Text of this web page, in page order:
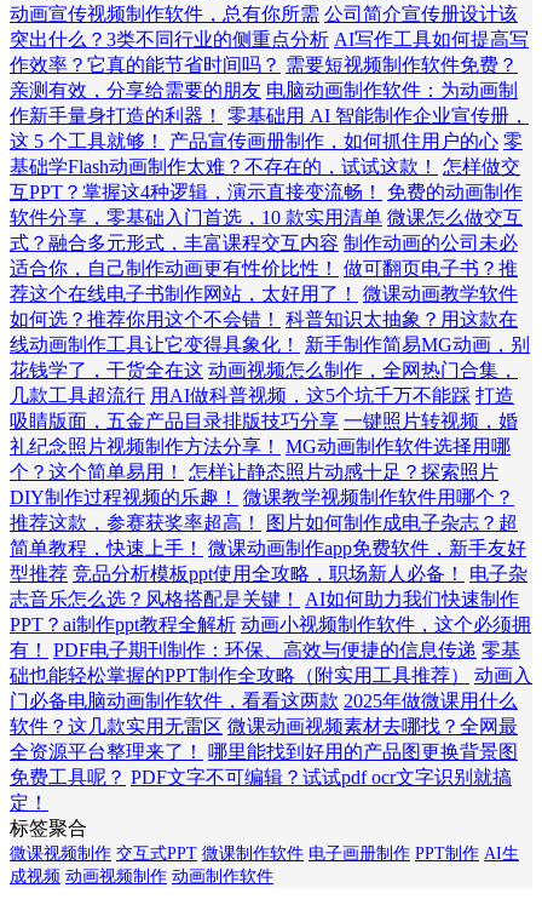
动画宣传视频制作软件，总有你所需 公司简介宣传册设计该
突出什么？3类不同行业的侧重点分析 AI写作工具如何提高写
作效率？它真的能节省时间吗？ 需要短视频制作软件免费？
亲测有效，分享给需要的朋友 电脑动画制作软件：为动画制
作新手量身打造的利器！
零基础用 AI 智能制作企业宣传册，
这 5 个工具就够！
产品宣传画册制作，如何抓住用户的心 零
基础学Flash动画制作太难？不存在的，试试这款！
怎样做交
互PPT？掌握这4种逻辑，演示直接变流畅！
免费的动画制作
软件分享，零基础入门首选，10 款实用清单 微课怎么做交互
式？融合多元形式，丰富课程交互内容 制作动画的公司未必
适合你，自己制作动画更有性价比性！
做可翻页电子书？推
荐这个在线电子书制作网站，太好用了！
微课动画教学软件
如何选？推荐你用这个不会错！
科普知识太抽象？用这款在
线动画制作工具让它变得具象化！
新手制作简易MG动画，别
花钱学了，干货全在这 动画视频怎么制作，全网热门合集，
几款工具超流行 用AI做科普视频，这5个坑千万不能踩 打造
吸睛版面，五金产品目录排版技巧分享 一键照片转视频，婚
礼纪念照片视频制作方法分享！
MG动画制作软件选择用哪
个？这个简单易用！
怎样让静态照片动感十足？探索照片
DIY制作过程视频的乐趣！
微课教学视频制作软件用哪个？
推荐这款，参赛获奖率超高！
图片如何制作成电子杂志？超
简单教程，快速上手！
微课动画制作app免费软件，新手友好
型推荐 竞品分析模板ppt使用全攻略，职场新人必备！
电子杂
志音乐怎么选？风格搭配是关键！
AI如何助力我们快速制作
PPT？ai制作ppt教程全解析 动画小视频制作软件，这个必须拥
有！
PDF电子期刊制作：环保、高效与便捷的信息传递 零基
础也能轻松掌握的PPT制作全攻略（附实用工具推荐）
动画入
门必备电脑动画制作软件，看看这两款 2025年做微课用什么
软件？这几款实用无雷区 微课动画视频素材去哪找？全网最
全资源平台整理来了！
哪里能找到好用的产品图更换背景图
免费工具呢？ PDF文字不可编辑？试试pdf ocr文字识别就搞
定！
标签聚合
微课视频制作 交互式PPT 微课制作软件 电子画册制作 PPT制作 AI生
成视频 动画视频制作 动画制作软件